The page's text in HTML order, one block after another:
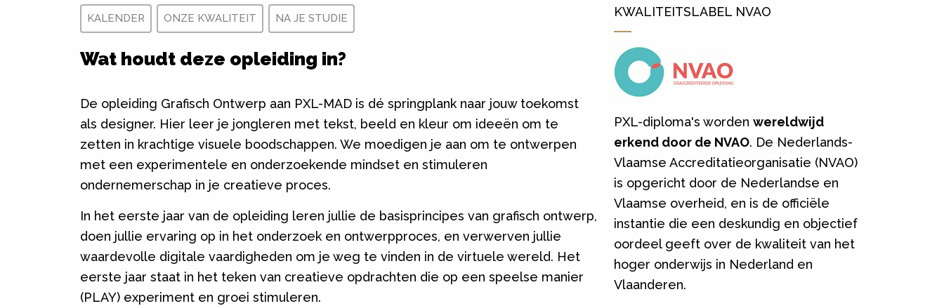
KALENDER ONZE KWALITEIT NA JE STUDIE
Wat houdt deze opleiding in?
De opleiding Grafisch Ontwerp aan PXL-MAD is dé springplank naar jouw toekomst
als designer. Hier leer je jongleren met tekst, beeld en kleur om ideeën om te
zetten in krachtige visuele boodschappen. We moedigen je aan om te ontwerpen
met een experimentele en onderzoekende mindset en stimuleren
ondernemerschap in je creatieve proces.
In het eerste jaar van de opleiding leren jullie de basisprincipes van grafisch ontwerp,
doen jullie ervaring op in het onderzoek en ontwerpproces, en verwerven jullie
waardevolle digitale vaardigheden om je weg te vinden in de virtuele wereld. Het
eerste jaar staat in het teken van creatieve opdrachten die op een speelse manier
(PLAY) experiment en groei stimuleren.
KWALITEITSLABEL NVAO
PXL-diploma's worden wereldwijd
erkend door de NVAO. De Nederlands-
Vlaamse Accreditatieorganisatie (NVAO)
is opgericht door de Nederlandse en
Vlaamse overheid, en is de officiële
instantie die een deskundig en objectief
oordeel geeft over de kwaliteit van het
hoger onderwijs in Nederland en
Vlaanderen.